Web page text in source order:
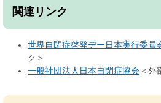
関連リンク
世界自閉症啓発デー日本実行委員
ク＞
一般社団法人日本自閉症協会＜外